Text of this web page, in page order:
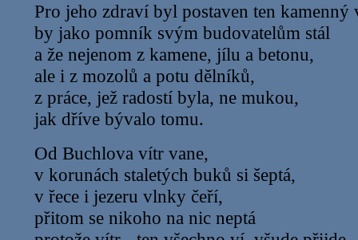
Pro jeho zdraví byl postaven ten kamenný
by jako pomník svým budovatelům stál
a že nejenom z kamene, jílu a betonu,
ale i z mozolů a potu dělníků,
z práce, jež radostí byla, ne mukou,
jak dříve bývalo tomu.
Od Buchlova vítr vane,
v korunách staletých buků si šeptá,
v řece i jezeru vlnky čeří,
přitom se nikoho na nic neptá